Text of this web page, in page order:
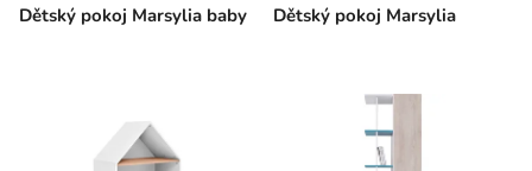
Dětský pokoj Marsylia baby Dětský pokoj Marsylia